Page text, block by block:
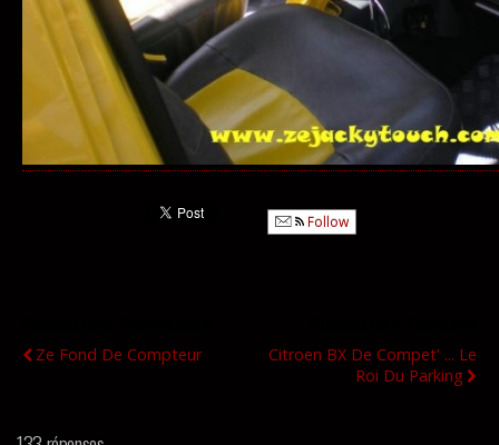
Follow
Ze Fond De Compteur
Citroen BX De Compet' ... Le
Roi Du Parking